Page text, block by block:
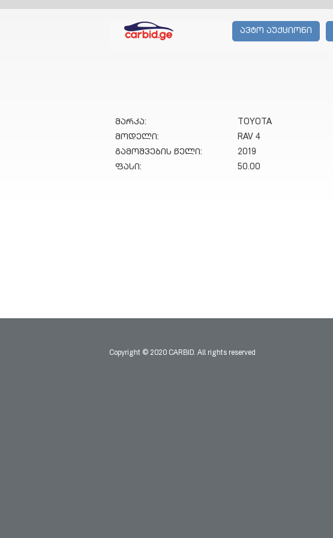
ავტო აუქციონი
მარკა:
TOYOTA
მოდელი:
RAV 4
გამოშვების წელი:
2019
ფასი:
50.00
Copyright © 2020 CARBID. All rights reserved